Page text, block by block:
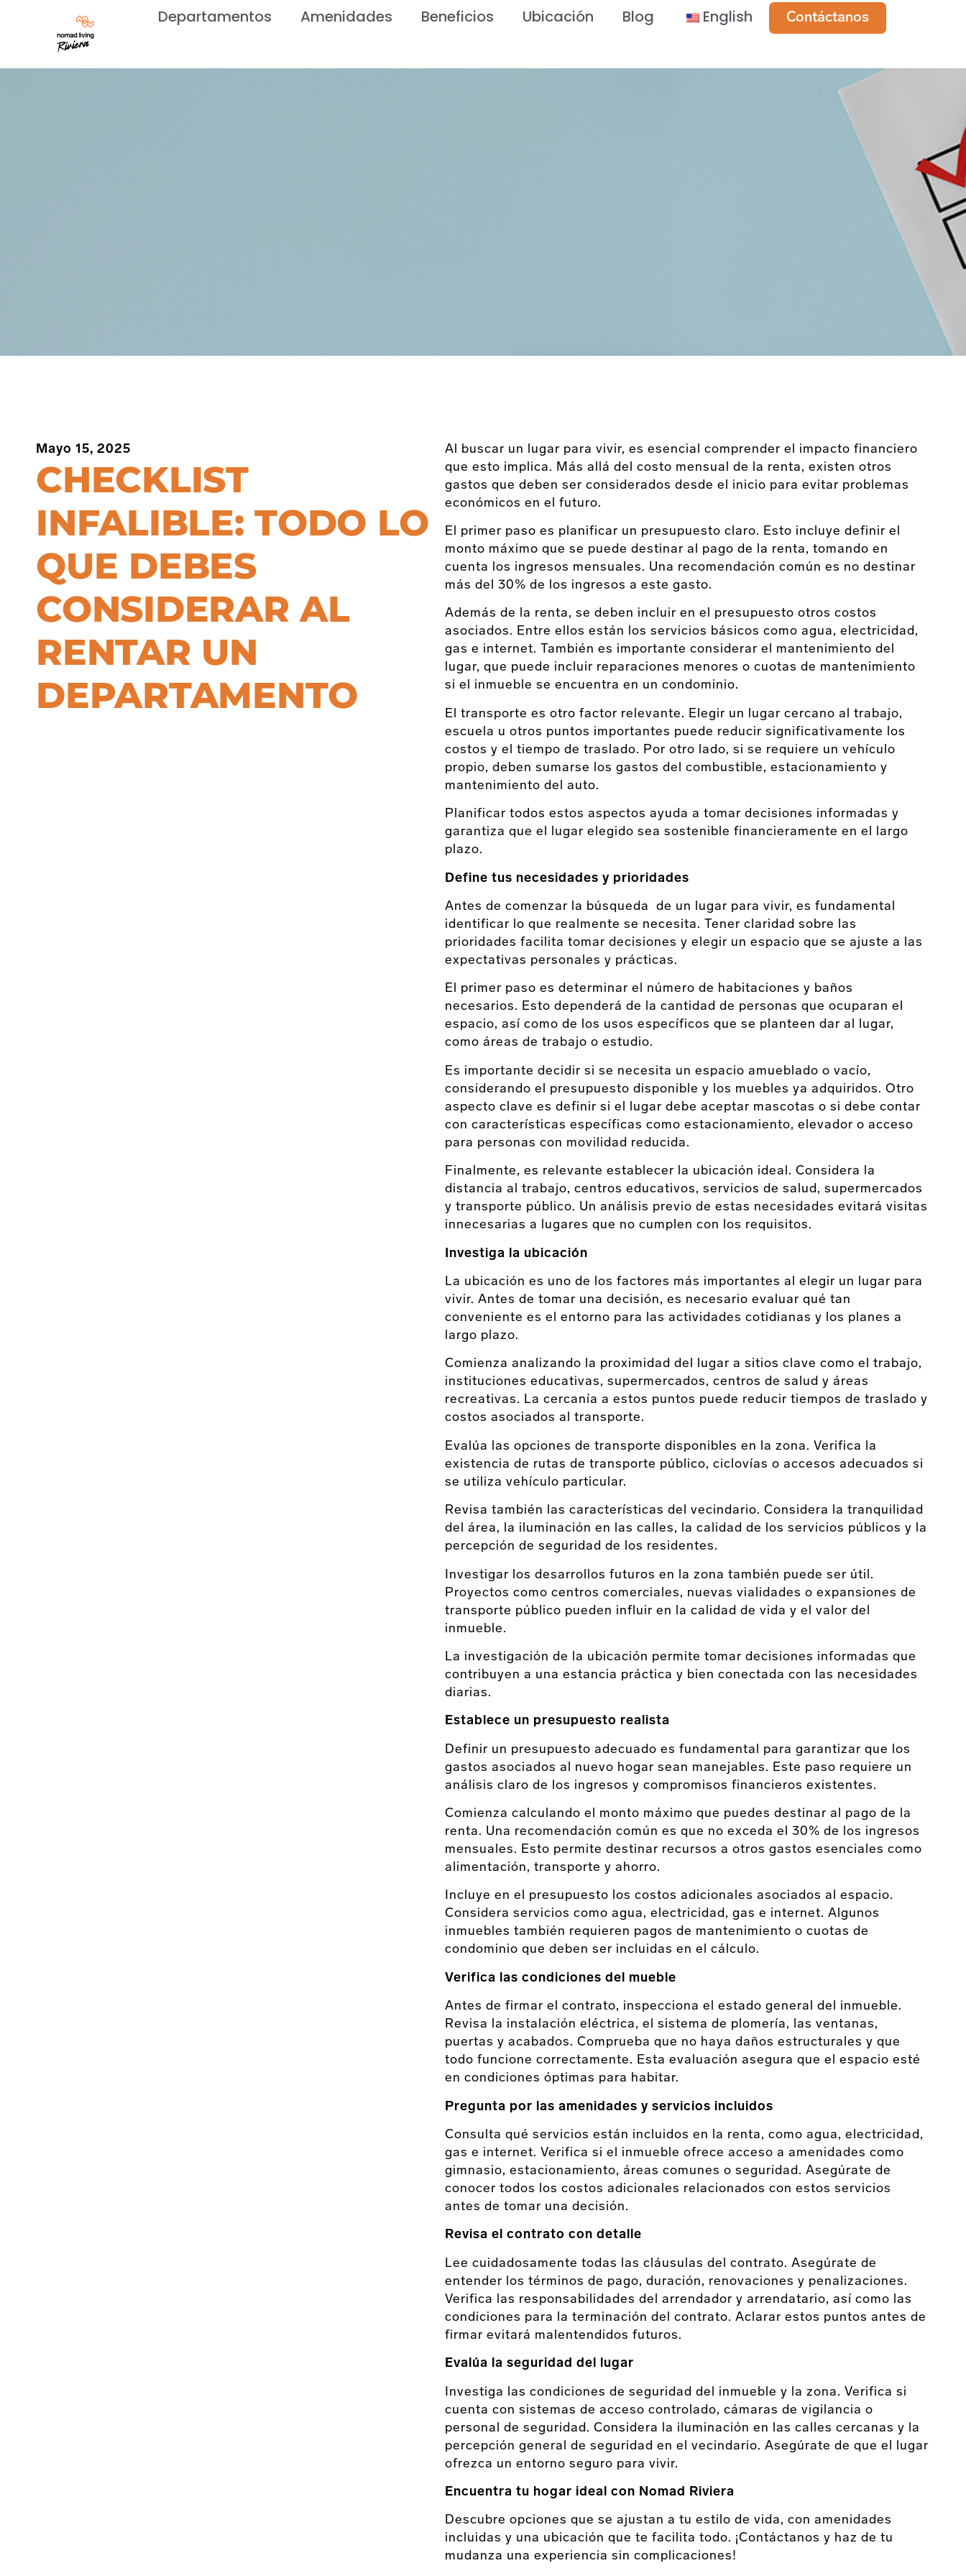
Departamentos Amenidades Beneficios Ubicación Blog English Contáctanos
Mayo 15, 2025
CHECKLIST
INFALIBLE: TODO LO
QUE DEBES
CONSIDERAR AL
RENTAR UN
DEPARTAMENTO
Al buscar un lugar para vivir, es esencial comprender el impacto financiero
que esto implica. Más allá del costo mensual de la renta, existen otros
gastos que deben ser considerados desde el inicio para evitar problemas
económicos en el futuro.
El primer paso es planificar un presupuesto claro. Esto incluye definir el
monto máximo que se puede destinar al pago de la renta, tomando en
cuenta los ingresos mensuales. Una recomendación común es no destinar
más del 30% de los ingresos a este gasto.
Además de la renta, se deben incluir en el presupuesto otros costos
asociados. Entre ellos están los servicios básicos como agua, electricidad,
gas e internet. También es importante considerar el mantenimiento del
lugar, que puede incluir reparaciones menores o cuotas de mantenimiento
si el inmueble se encuentra en un condominio.
El transporte es otro factor relevante. Elegir un lugar cercano al trabajo,
escuela u otros puntos importantes puede reducir significativamente los
costos y el tiempo de traslado. Por otro lado, si se requiere un vehículo
propio, deben sumarse los gastos del combustible, estacionamiento y
mantenimiento del auto.
Planificar todos estos aspectos ayuda a tomar decisiones informadas y
garantiza que el lugar elegido sea sostenible financieramente en el largo
plazo.
Define tus necesidades y prioridades
Antes de comenzar la búsqueda de un lugar para vivir, es fundamental
identificar lo que realmente se necesita. Tener claridad sobre las
prioridades facilita tomar decisiones y elegir un espacio que se ajuste a las
expectativas personales y prácticas.
El primer paso es determinar el número de habitaciones y baños
necesarios. Esto dependerá de la cantidad de personas que ocuparan el
espacio, así como de los usos específicos que se planteen dar al lugar,
como áreas de trabajo o estudio.
Es importante decidir si se necesita un espacio amueblado o vacío,
considerando el presupuesto disponible y los muebles ya adquiridos. Otro
aspecto clave es definir si el lugar debe aceptar mascotas o si debe contar
con características específicas como estacionamiento, elevador o acceso
para personas con movilidad reducida.
Finalmente, es relevante establecer la ubicación ideal. Considera la
distancia al trabajo, centros educativos, servicios de salud, supermercados
y transporte público. Un análisis previo de estas necesidades evitará visitas
innecesarias a lugares que no cumplen con los requisitos.
Investiga la ubicación
La ubicación es uno de los factores más importantes al elegir un lugar para
vivir. Antes de tomar una decisión, es necesario evaluar qué tan
conveniente es el entorno para las actividades cotidianas y los planes a
largo plazo.
Comienza analizando la proximidad del lugar a sitios clave como el trabajo,
instituciones educativas, supermercados, centros de salud y áreas
recreativas. La cercanía a estos puntos puede reducir tiempos de traslado y
costos asociados al transporte.
Evalúa las opciones de transporte disponibles en la zona. Verifica la
existencia de rutas de transporte público, ciclovías o accesos adecuados si
se utiliza vehículo particular.
Revisa también las características del vecindario. Considera la tranquilidad
del área, la iluminación en las calles, la calidad de los servicios públicos y la
percepción de seguridad de los residentes.
Investigar los desarrollos futuros en la zona también puede ser útil.
Proyectos como centros comerciales, nuevas vialidades o expansiones de
transporte público pueden influir en la calidad de vida y el valor del
inmueble.
La investigación de la ubicación permite tomar decisiones informadas que
contribuyen a una estancia práctica y bien conectada con las necesidades
diarias.
Establece un presupuesto realista
Definir un presupuesto adecuado es fundamental para garantizar que los
gastos asociados al nuevo hogar sean manejables. Este paso requiere un
análisis claro de los ingresos y compromisos financieros existentes.
Comienza calculando el monto máximo que puedes destinar al pago de la
renta. Una recomendación común es que no exceda el 30% de los ingresos
mensuales. Esto permite destinar recursos a otros gastos esenciales como
alimentación, transporte y ahorro.
Incluye en el presupuesto los costos adicionales asociados al espacio.
Considera servicios como agua, electricidad, gas e internet. Algunos
inmuebles también requieren pagos de mantenimiento o cuotas de
condominio que deben ser incluidas en el cálculo.
Verifica las condiciones del mueble
Antes de firmar el contrato, inspecciona el estado general del inmueble.
Revisa la instalación eléctrica, el sistema de plomería, las ventanas,
puertas y acabados. Comprueba que no haya daños estructurales y que
todo funcione correctamente. Esta evaluación asegura que el espacio esté
en condiciones óptimas para habitar.
Pregunta por las amenidades y servicios incluidos
Consulta qué servicios están incluidos en la renta, como agua, electricidad,
gas e internet. Verifica si el inmueble ofrece acceso a amenidades como
gimnasio, estacionamiento, áreas comunes o seguridad. Asegúrate de
conocer todos los costos adicionales relacionados con estos servicios
antes de tomar una decisión.
Revisa el contrato con detalle
Lee cuidadosamente todas las cláusulas del contrato. Asegúrate de
entender los términos de pago, duración, renovaciones y penalizaciones.
Verifica las responsabilidades del arrendador y arrendatario, así como las
condiciones para la terminación del contrato. Aclarar estos puntos antes de
firmar evitará malentendidos futuros.
Evalúa la seguridad del lugar
Investiga las condiciones de seguridad del inmueble y la zona. Verifica si
cuenta con sistemas de acceso controlado, cámaras de vigilancia o
personal de seguridad. Considera la iluminación en las calles cercanas y la
percepción general de seguridad en el vecindario. Asegúrate de que el lugar
ofrezca un entorno seguro para vivir.
Encuentra tu hogar ideal con Nomad Riviera
Descubre opciones que se ajustan a tu estilo de vida, con amenidades
incluidas y una ubicación que te facilita todo. ¡Contáctanos y haz de tu
mudanza una experiencia sin complicaciones!